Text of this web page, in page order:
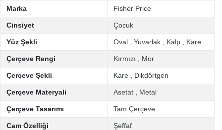
Marka Fisher Price
Cinsiyet Çocuk
Yüz Şekli Oval Yuvarlak Kalp Kare
Çerçeve Rengi Kırmızı Mor
Çerçeve Şekli Kare Dikdörtgen
Çerçeve Materyali Asetat Metal
Çerçeve Tasarımı Tam Çerçeve
Cam Özelliği Şeffaf